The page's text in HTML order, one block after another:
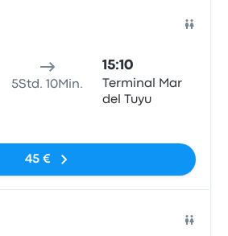
5Std. 10Min.
15:10
Terminal Mar
del Tuyu
45 €